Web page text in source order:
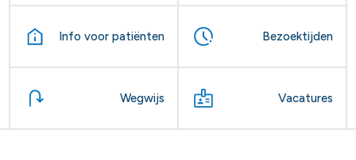
Info voor patiënten Bezoektijden
Wegwijs Vacatures